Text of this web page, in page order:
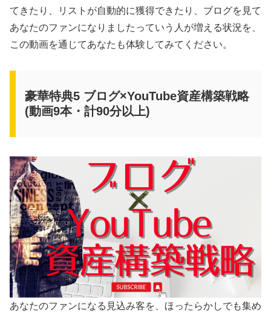
てきたり、リストが自動的に獲得できたり、ブログを見て
あなたのファンになりましたっていう人が増える状況を、
この動画を通じてあなたも体験してみてください。
豪華特典5 ブログ×YouTube資産構築戦略
(動画9本・計90分以上)
あなたのファンになる見込み客を、ほったらかしでも集め